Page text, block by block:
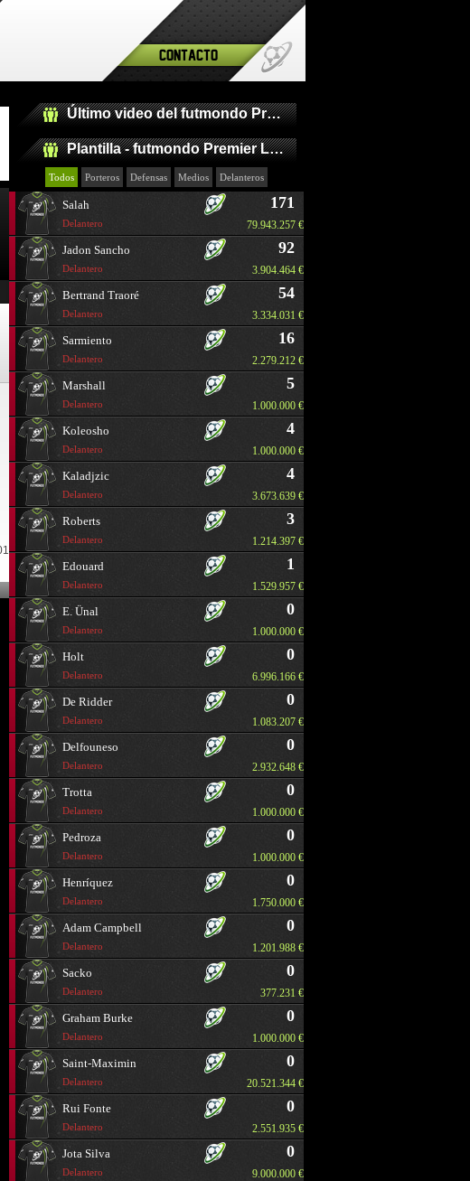
Contacto
Último video del futmondo Premier League
Plantilla - futmondo Premier League
Todos Porteros Defensas Medios Delanteros
Salah
Delantero
171
79.943.257 €
Jadon Sancho
Delantero
92
3.904.464 €
Bertrand Traoré
Delantero
54
3.334.031 €
Sarmiento
Delantero
16
2.279.212 €
Marshall
Delantero
5
1.000.000 €
Koleosho
Delantero
4
1.000.000 €
Kaladjzic
Delantero
4
3.673.639 €
Roberts
Delantero
3
1.214.397 €
Edouard
Delantero
1
1.529.957 €
E. Ünal
Delantero
0
1.000.000 €
Holt
Delantero
0
6.996.166 €
De Ridder
Delantero
0
1.083.207 €
Delfouneso
Delantero
0
2.932.648 €
Trotta
Delantero
0
1.000.000 €
Pedroza
Delantero
0
1.000.000 €
Henríquez
Delantero
0
1.750.000 €
Adam Campbell
Delantero
0
1.201.988 €
Sacko
Delantero
0
377.231 €
Graham Burke
Delantero
0
1.000.000 €
Saint-Maximin
Delantero
0
20.521.344 €
Rui Fonte
Delantero
0
2.551.935 €
Jota Silva
Delantero
0
9.000.000 €